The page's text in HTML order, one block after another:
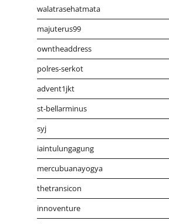
walatrasehatmata
majuterus99
owntheaddress
polres-serkot
advent1jkt
st-bellarminus
syj
iaintulungagung
mercubuanayogya
thetransicon
innoventure